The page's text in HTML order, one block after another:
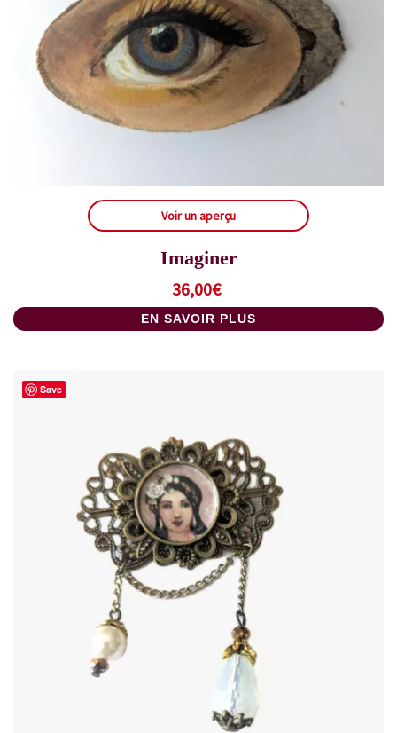
Voir un aperçu
Imaginer
36,00€
EN SAVOIR PLUS
Save